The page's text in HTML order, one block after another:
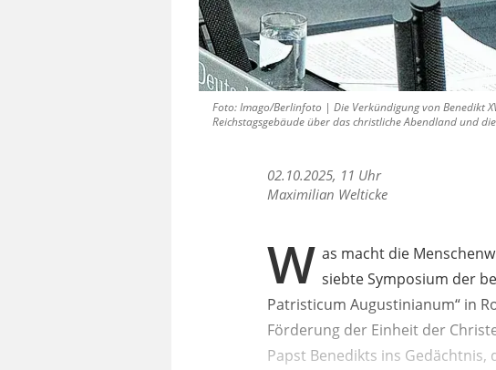
Foto: Imago/Berlinfoto | Die Verkündigung von Benedikt
Reichstagsgebäude über das christliche Abendland und
02.10.2025, 11 Uhr
Maximilian Welticke
W as macht die
siebte Symposium der
Patristicum Augustinianum“ in
Förderung der Einheit der
Papst Benedikts ins